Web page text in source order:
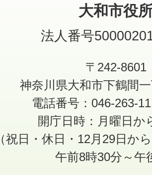
大和市役
法人番号
〒242-8601
神奈川県大和市下鶴間
電話番号：046-263-
開庁日時：月曜日か
（祝日・休日・12月29日か
午前8時30分～午